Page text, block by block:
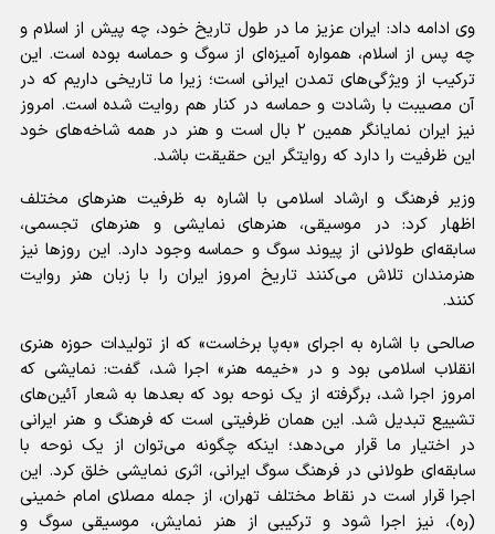
وی ادامه داد: ایران عزیز ما در طول تاریخ خود، چه پیش از اسلام و
چه پس از اسلام، همواره آمیزه‌ای از سوگ و حماسه بوده است. این
ترکیب از ویژگی‌های تمدن ایرانی است؛ زیرا ما تاریخی داریم که در
آن مصیبت با رشادت و حماسه در کنار هم روایت شده است. امروز
نیز ایران نمایانگر همین ۲ بال است و هنر در همه شاخه‌های خود
این ظرفیت را دارد که روایتگر این حقیقت باشد.
وزیر فرهنگ و ارشاد اسلامی با اشاره به ظرفیت هنر‌های مختلف
اظهار کرد: در موسیقی، هنر‌های نمایشی و هنر‌های تجسمی،
سابقه‌ای طولانی از پیوند سوگ و حماسه وجود دارد. این روز‌ها نیز
هنرمندان تلاش می‌کنند تاریخ امروز ایران را با زبان هنر روایت
کنند.
صالحی با اشاره به اجرای «به‌پا برخاست» که از تولیدات حوزه هنری
انقلاب اسلامی بود و در «خیمه هنر» اجرا شد، گفت: نمایشی که
امروز اجرا شد، برگرفته از یک نوحه بود که بعد‌ها به شعار آئین‌های
تشییع تبدیل شد. این همان ظرفیتی است که فرهنگ و هنر ایرانی
در اختیار ما قرار می‌دهد؛ اینکه چگونه می‌توان از یک نوحه با
سابقه‌ای طولانی در فرهنگ سوگ ایرانی، اثری نمایشی خلق کرد. این
اجرا قرار است در نقاط مختلف تهران، از جمله مصلای امام خمینی
(ره)، نیز اجرا شود و ترکیبی از هنر نمایش، موسیقی سوگ و